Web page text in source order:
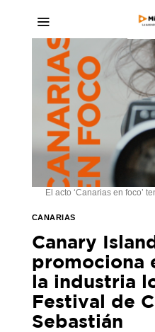
El acto ‘Canarias en foco’
CANARIAS
Canary
promociona
la industria
Festival de
Sebastián